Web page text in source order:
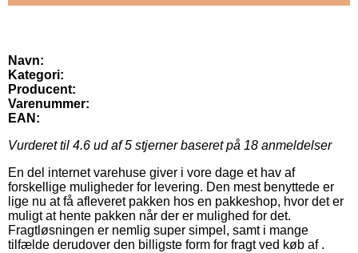
Navn:
Kategori:
Producent:
Varenummer:
EAN:
Vurderet til 4.6 ud af 5 stjerner baseret på 18 anmeldelser
En del internet varehuse giver i vore dage et hav af
forskellige muligheder for levering. Den mest benyttede er
lige nu at få afleveret pakken hos en pakkeshop, hvor det er
muligt at hente pakken når der er mulighed for det.
Fragtløsningen er nemlig super simpel, samt i mange
tilfælde derudover den billigste form for fragt ved køb af .